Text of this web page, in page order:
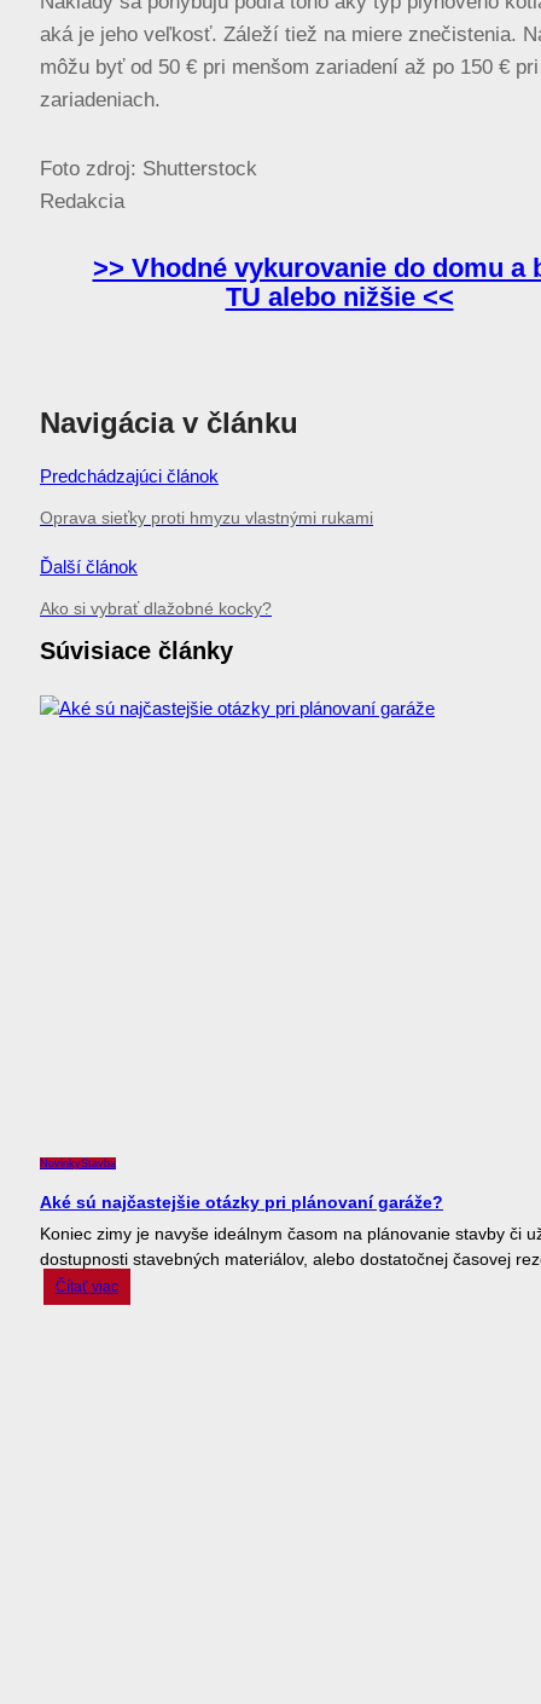
aká je jeho veľkosť. Záleží tiež na miere znečistenia.
môžu byť od 50 € pri menšom zariadení až po 150 €
zariadeniach.
Foto zdroj: Shutterstock
Redakcia
>> Vhodné vykurovanie do domu a
TU alebo nižšie <<
Navigácia v článku
Predchádzajúci článok
Oprava sieťky proti hmyzu vlastnými rukami
Ďalší článok
Ako si vybrať dlažobné kocky?
Súvisiace články
NovinkyStavba
Aké sú najčastejšie otázky pri plánovaní garáže?
Koniec zimy je navyše ideálnym časom na plánovanie stavby či
dostupnosti stavebných materiálov, alebo dostatočnej časovej
Čítať viac